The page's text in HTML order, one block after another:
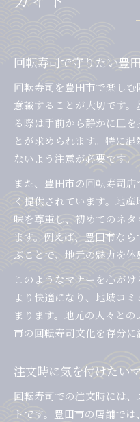
回転寿司で守りたい豊
回転寿司を豊田市で楽し
意識することが大切です
る際は手前から静かに皿
とが求められます。特に
ないよう注意が必要です。
また、豊田市の回転寿司
く提供されています。地
味を尊重し、初めてのネ
ます。例えば、豊田市な
ぶことで、地元の魅力を体
このようなマナーを心が
より快適になり、地域コ
まります。地元の人々と
市の回転寿司文化を存分に
注文時に気を付けたい
回転寿司での注文時には
トです。豊田市の店舗で